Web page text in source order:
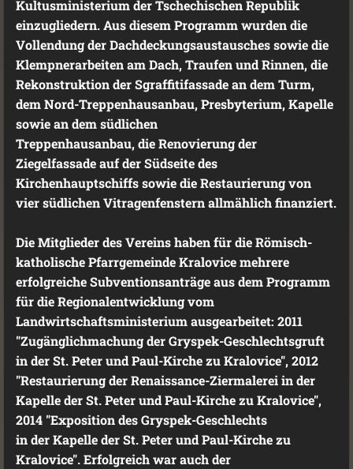
Kultusministerium der Tschechischen Republik
einzugliedern. Aus diesem Programm wurden die
Vollendung der Dachdeckungsaustausches sowie die
Klempnerarbeiten am Dach, Traufen und Rinnen, die
Rekonstruktion der Sgraffitifassade an dem Turm,
dem Nord-Treppenhausanbau, Presbyterium, Kapelle
sowie an dem südlichen
Treppenhausanbau, die Renovierung der
Ziegelfassade auf der Südseite des
Kirchenhauptschiffs sowie die Restaurierung von
vier südlichen Vitragenfenstern allmählich finanziert.
Die Mitglieder des Vereins haben für die Römisch-
katholische Pfarrgemeinde Kralovice mehrere
erfolgreiche Subventionsanträge aus dem Programm
für die Regionalentwicklung vom
Landwirtschaftsministerium ausgearbeitet: 2011
"Zugänglichmachung der Gryspek-Geschlechtsgruft
in der St. Peter und Paul-Kirche zu Kralovice", 2012
"Restaurierung der Renaissance-Ziermalerei in der
Kapelle der St. Peter und Paul-Kirche zu Kralovice",
2014 "Exposition des Gryspek-Geschlechts
in der Kapelle der St. Peter und Paul-Kirche zu
Kralovice". Erfolgreich war auch der